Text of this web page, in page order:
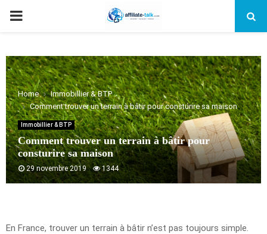
PRIMARY
Home
Immobillier & BTP
Comment trouver un terrain à bâtir pour consturire sa maison
Immobillier & BTP
Comment trouver un terrain à bâtir pour
consturire sa maison
29 novembre 2019 1344
En France, trouver un terrain à bâtir n’est pas toujours simple.